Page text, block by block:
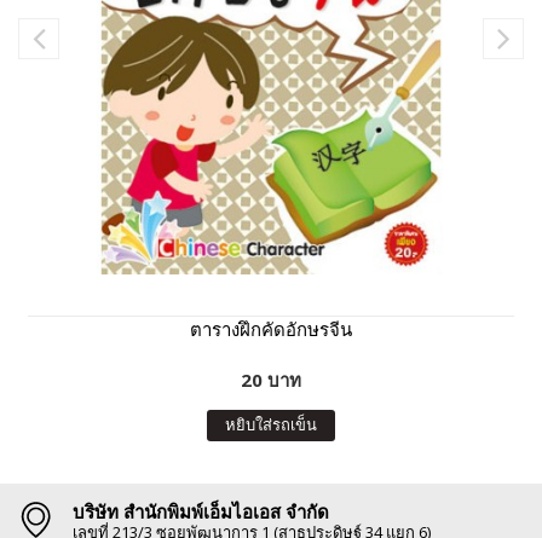
ตารางฝึกคัดอักษรจีน
20 บาท
หยิบใส่รถเข็น
บริษัท สำนักพิมพ์เอ็มไอเอส จำกัด
เลขที่ 213/3 ซอยพัฒนาการ 1 (สาธุประดิษฐ์ 34 แยก 6)